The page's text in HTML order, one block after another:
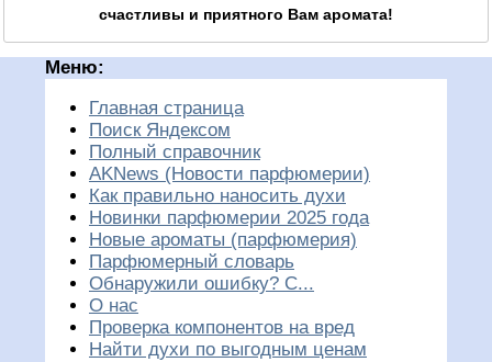
счастливы и приятного Вам аромата!
Меню:
Главная страница
Поиск Яндексом
Полный справочник
AKNews (Новости парфюмерии)
Как правильно наносить духи
Новинки парфюмерии 2025 года
Новые ароматы (парфюмерия)
Парфюмерный словарь
Обнаружили ошибку? С...
О нас
Проверка компонентов на вред
Найти духи по выгодным ценам